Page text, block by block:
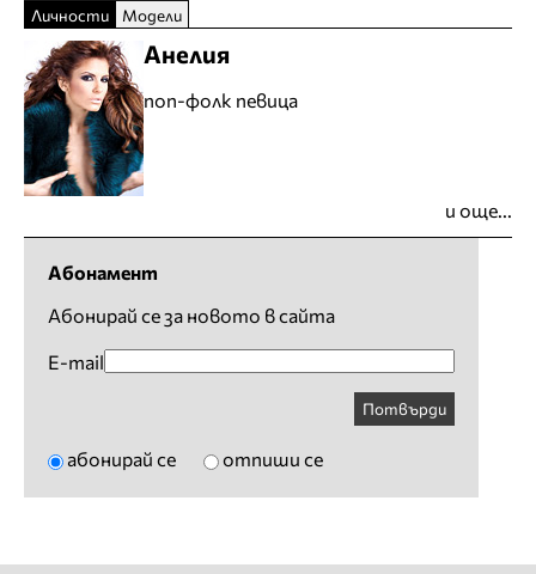
Личности Модели
Анелия
поп-фолк певица
и още...
Абонамент
Абонирай се за новото в сайта
E-mail
Потвърди
абонирай се отпиши се